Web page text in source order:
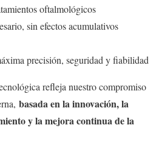
oftalmológicos
sin efectos acumulativos
precisión, seguridad y fiabilidad
refleja nuestro compromiso
basada en la innovación, la
y la mejora continua de la